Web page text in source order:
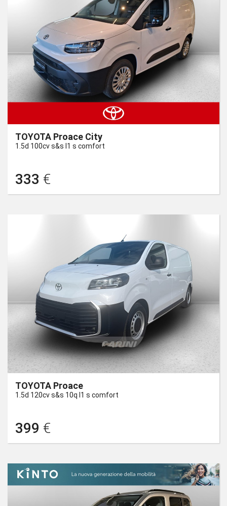
TOYOTA Proace City
1.5d 100cv s&s l1 s comfort
333 €
TOYOTA Proace
1.5d 120cv s&s 10q l1 s comfort
399 €